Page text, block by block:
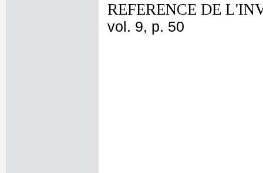
REFERENCE DE
vol. 9, p. 50